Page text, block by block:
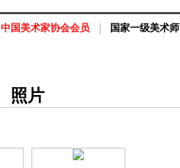
中国美术家协会会员 国家一级美术师
照片